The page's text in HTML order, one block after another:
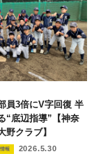
員3倍にV字回復 半
“底辺指導”【神奈
野クラブ】
報 2026.5.30